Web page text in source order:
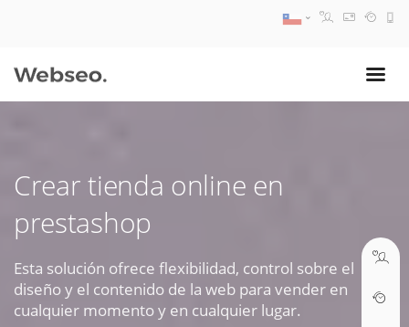
Crear tienda online en
prestashop
Esta solución ofrece flexibilidad, control sobre el
diseño y el contenido de la web para vender en
cualquier momento y en cualquier lugar.
09:30 AM A 18:30 PM
soporte@webseo.cl
ABRIR TICKET